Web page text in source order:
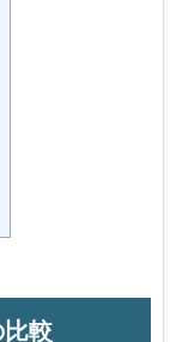
較